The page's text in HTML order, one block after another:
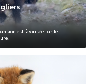
est favorisée par le